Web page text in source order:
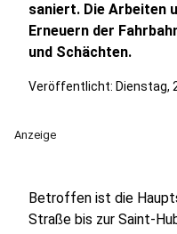
saniert. Die Arbeiten
Erneuern der
und Schächten.
Veröffentlicht: Dienstag,
Anzeige
Betroffen ist die
Straße bis zur Saint-